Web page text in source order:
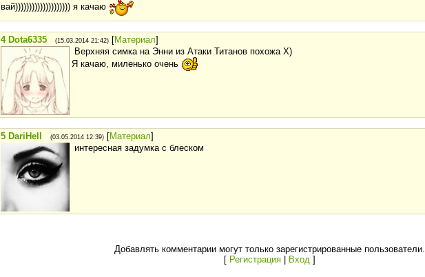
вай)))))))))))))))))))) я качаю
4 Dota6335 (15.03.2014 21:42) [Материал]
Верхняя симка на Энни из Атаки Титанов похожа Х)
Я качаю, миленько очень
5 DariHell (03.05.2014 12:39) [Материал]
интересная задумка с блеском
Добавлять комментарии могут только зарегистрированные пользователи.
[ Регистрация| Вход]